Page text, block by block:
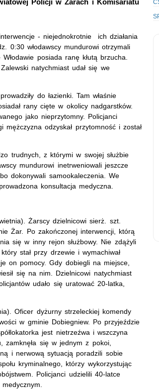
Policji w Żarach i Komisariatu
- niejednokrotnie ich działania
0:30 włodawscy mundurowi otrzymali
posiada ranę kłutą brzucha.
natychmiast udał się we
do łazienki. Tam właśnie
rany cięte w okolicy nadgarstków.
jako nieprzytomny. Policjanci
odzyskał przytomność i został
trudnych, z którymi w swojej służbie
mundurowi inetrweniowali jeszcze
dokonywali samookaleczenia. We
konsultacja medyczna.
Żarscy dzielnicowi sierż. szt.
Żar. Po zakończonej interwencji, którą
się w inny rejon służbowy. Nie zdążyli
stał przy drzewie i wymachiwał
on pomocy. Gdy dobiegli na miejsce,
się na nim. Dzielnicowi natychmiast
udało się uratować 20-latka,
Oficer dyżurny strzeleckiej komendy
w gminie Dobiegniew. Po przyjeździe
jest nietrzeźwa i wszczyna
zamknęła się w jednym z pokoi,
i nerwową sytuacją poradzili sobie
kryminalnego, którzy wykorzystując
Policjanci udzielili 40-latce